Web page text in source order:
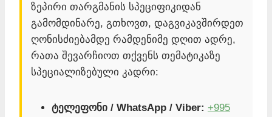
ზეპირი თარგმანის სპეციფიკიდან
გამომდინარე, გთხოვთ, დაგვიკავშირდეთ
ღონისძიებამდე რამდენიმე დღით ადრე,
რათა შევარჩიოთ თქვენს თემატიკაზე
სპეციალიზებული კადრი:
ტელეფონი / WhatsApp / Viber: +995